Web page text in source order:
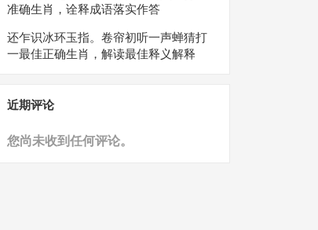
准确生肖，诠释成语落实作答
还乍识冰环玉指。卷帘初听一声蝉猜打
一最佳正确生肖，解读最佳释义解释
近期评论
您尚未收到任何评论。